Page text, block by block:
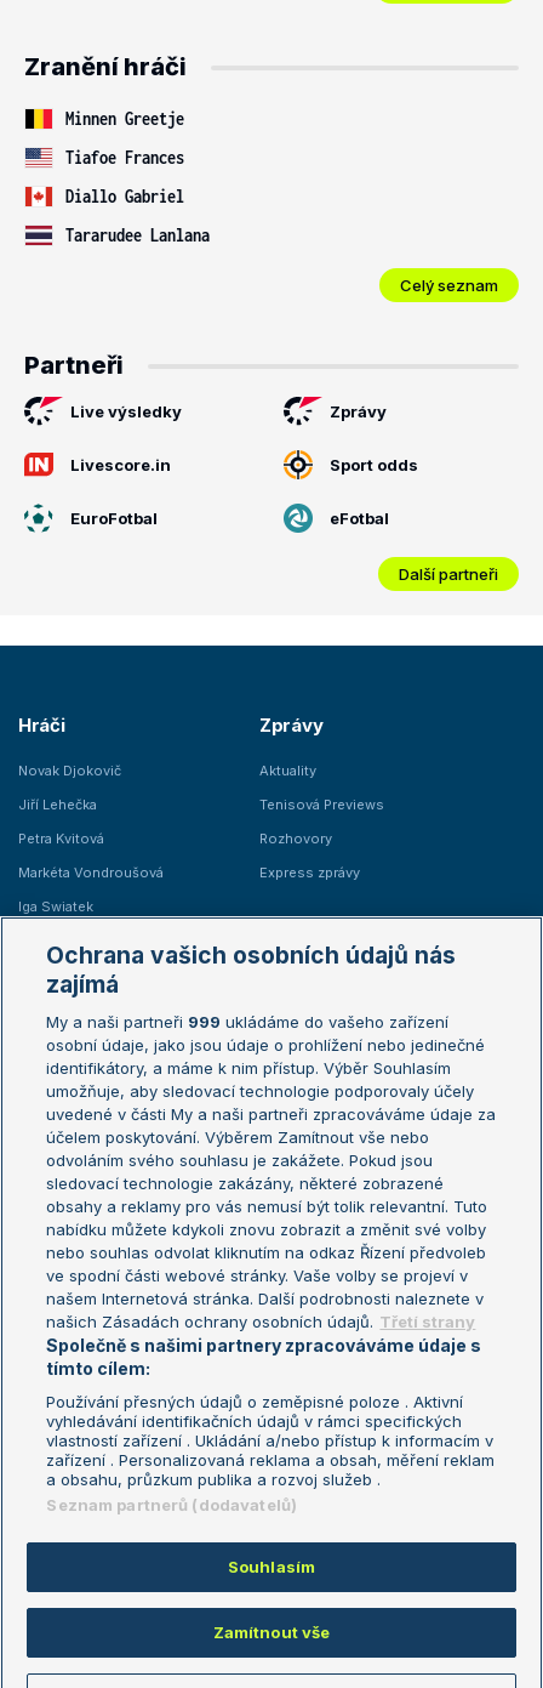
Zranění hráči
Minnen Greetje
Tiafoe Frances
Diallo Gabriel
Tararudee Lanlana
Celý seznam
Partneři
Live výsledky Zprávy
Livescore.in Sport odds
EuroFotbal eFotbal
Další partneři
Hráči
Novak Djokovič
Jiří Lehečka
Petra Kvitová
Markéta Vondroušová
Iga Swiatek
Zprávy
Aktuality
Tenisová Previews
Rozhovory
Express zprávy
Žebříčky
Žebříček ATP (muži)
Žebříček WTA (ženy)
Sázkařský žebříček
Australian Open
French Open
Wimbledon
US Open
Turnaj mistrů
Turnaj mistryň
Aktualní trendy
Fotbalové přestupy
Livesport Daily
LS Prague Open
Podmínky užití
Nastavení soukromí
GDPR a žurnalistika
Reklama
Kontakt
Informace o zpracování osobních
údajů
Copyright © 2008-2026 TenisPortal.cz. Využíváme zpravodajství ČTK.
Ochrana vašich osobních údajů nás
zajímá
My a naši partneři 999 ukládáme do vašeho zařízení
osobní údaje, jako jsou údaje o prohlížení nebo jedinečné
identifikátory, a máme k nim přístup. Výběr Souhlasím
umožňuje, aby sledovací technologie podporovaly účely
uvedené v části My a naši partneři zpracováváme údaje za
účelem poskytování. Výběrem Zamítnout vše nebo
odvoláním svého souhlasu je zakážete. Pokud jsou
sledovací technologie zakázány, některé zobrazené
obsahy a reklamy pro vás nemusí být tolik relevantní. Tuto
nabídku můžete kdykoli znovu zobrazit a změnit své volby
nebo souhlas odvolat kliknutím na odkaz Řízení předvoleb
ve spodní části webové stránky. Vaše volby se projeví v
našem Internetová stránka. Další podrobnosti naleznete v
našich Zásadách ochrany osobních údajů. Třetí strany
Společně s našimi partnery zpracováváme údaje s
tímto cílem:
Používání přesných údajů o zeměpisné poloze . Aktivní
vyhledávání identifikačních údajů v rámci specifických
vlastností zařízení . Ukládání a/nebo přístup k informacím v
zařízení . Personalizovaná reklama a obsah, měření reklam
a obsahu, průzkum publika a rozvoj služeb .
Seznam partnerů (dodavatelů)
Souhlasím
Zamítnout vše